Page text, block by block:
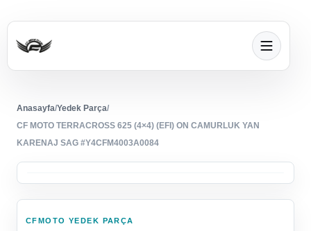
Anasayfa/Yedek Parça/
CF MOTO TERRACROSS 625 (4×4) (EFI) ON CAMURLUK YAN
KARENAJ SAG #Y4CFM4003A0084
CFMOTO YEDEK PARÇA